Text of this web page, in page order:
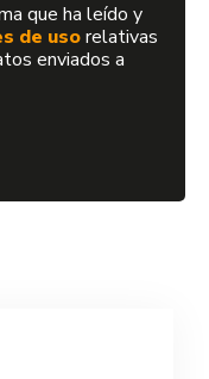
que ha leído y
de usorelativas
enviados a